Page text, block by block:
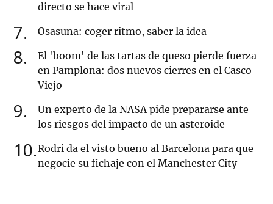
directo se hace viral
7 Osasuna: coger ritmo, saber la idea
8
El 'boom' de las tartas de queso pierde fuerza
en Pamplona: dos nuevos cierres en el Casco
Viejo
9
Un experto de la NASA pide prepararse ante
los riesgos del impacto de un asteroide
10 Rodri da el visto bueno al Barcelona para que
negocie su fichaje con el Manchester City